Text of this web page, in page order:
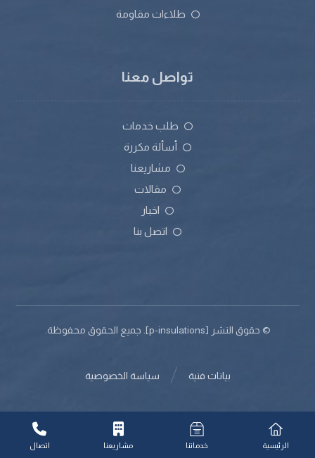
طلاءات مقاومة
تواصل معنا
طلب خدمات
أسألة مكررة
مشاريعنا
مقالات
اخبار
اتصل بنا
© حقوق النشر [p-insulations]. جميع الحقوق محفوظة.
سياسة الخصوصية بيانات فنية
الرئيسية خدماتنا مشاريعنا اتصال